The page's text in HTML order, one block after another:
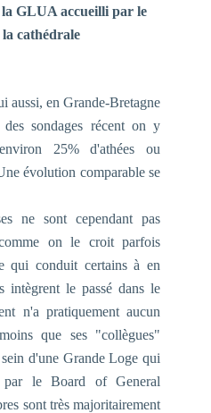
GLUA accueilli par le
cathédrale
aussi, en Grande-Bretagne
sondages récent on y
25% d'athées ou
évolution comparable se
ne sont cependant pas
on le croit parfois
qui conduit certains à en
intègrent le passé dans le
n'a pratiquement aucun
que ses "collègues"
d'une Grande Loge qui
par leBoard of General
sont très majoritairement